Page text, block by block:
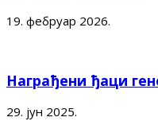
19. фебруар 2026.
Награђени ђаци
29. јун 2025.